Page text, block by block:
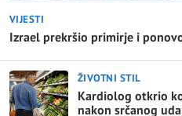
VIJESTI
Izrael prekršio primirje i
ŽIVOTNI STIL
Kardiolog otkrio
nakon srčanog